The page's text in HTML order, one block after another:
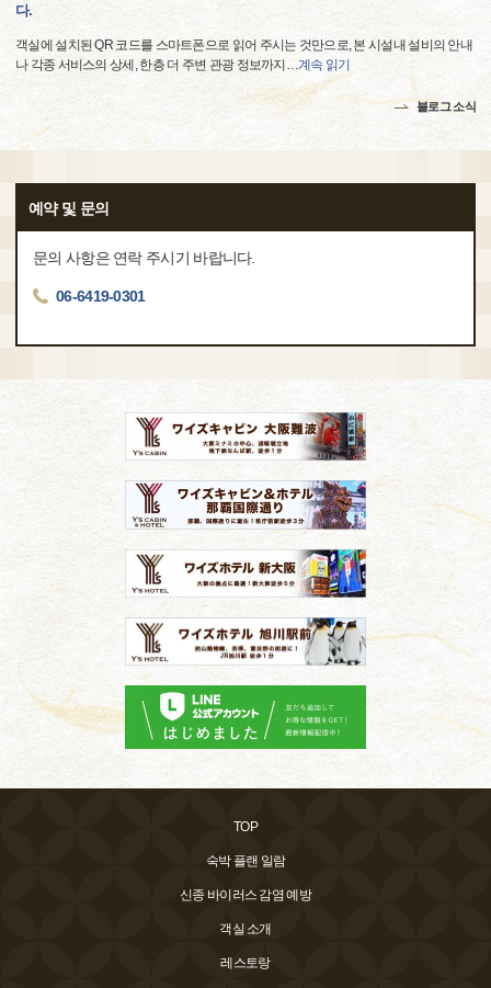
다.
객실에 설치된 QR 코드를 스마트폰으로 읽어 주시는 것만으로, 본 시설내 설비의 안내
나 각종 서비스의 상세, 한층 더 주변 관광 정보까지 …계속 읽기
블로그 소식
예약 및 문의
문의 사항은 연락 주시기 바랍니다.
06-6419-0301
TOP
숙박 플랜 일람
신종 바이러스 감염 예방
객실 소개
레스토랑